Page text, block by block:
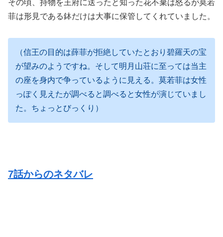
その頃、持物を王府に送ったと知った花不棄は怒るが莫若
菲は形見である鉢だけは大事に保管してくれていました。
（信王の目的は薛菲が拒絶していたとおり碧羅天の宝
が望みのようですね。そして明月山荘に至っては当主
の座を身内で争っているように見える。莫若菲は女性
っぽく見えたが調べると調べると女性が演じていまし
た。ちょっとびっくり）
7話からのネタバレ